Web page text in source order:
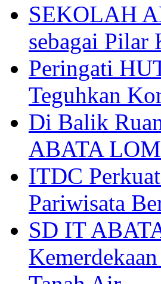
SEKOLAH
sebagai Pilar
Peringati
Teguhkan
Di Balik
ABATA
ITDC
Pariwisata
SD IT